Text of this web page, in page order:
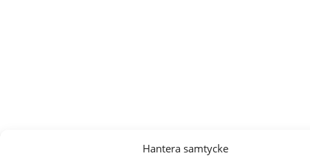
Hantera samtycke